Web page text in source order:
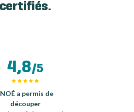
certifiés.
4,8/5
a permis de
découper